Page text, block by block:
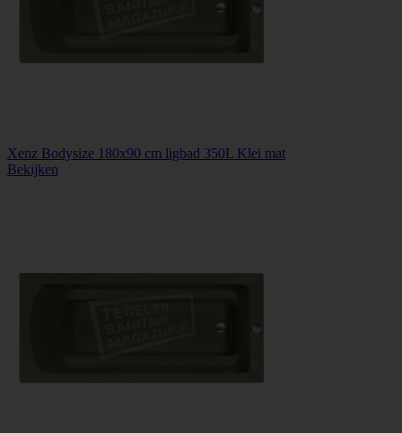
Xenz Bodysize 180x90 cm ligbad 350L Klei mat
Bekijken